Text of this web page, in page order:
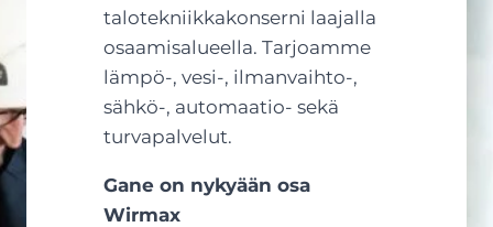
talotekniikkakonserni laajalla
osaamisalueella. Tarjoamme
lämpö-, vesi-, ilmanvaihto-,
sähkö-, automaatio- sekä
turvapalvelut.
Gane on nykyään osa
Wirmax